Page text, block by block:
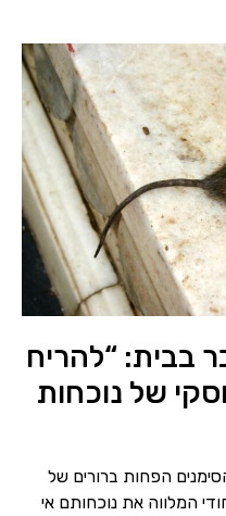
בבית: “להריח
של נוכחות
הפחות ברורים של
המלווה את נוכחותם אי